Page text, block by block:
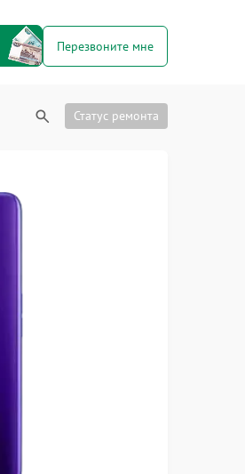
Перезвоните мне
Статус ремонта